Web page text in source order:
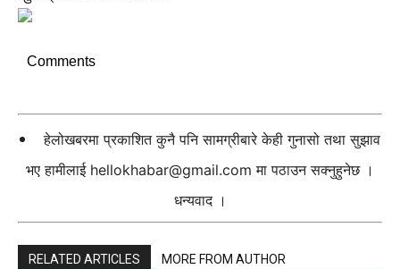
Comments
हेलोखबरमा प्रकाशित कुनै पनि सामग्रीबारे केही गुनासो तथा सुझाव
भए हामीलाई hellokhabar@gmail.com मा पठाउन सक्नुहुनेछ ।
धन्यवाद ।
RELATED ARTICLES MORE FROM AUTHOR